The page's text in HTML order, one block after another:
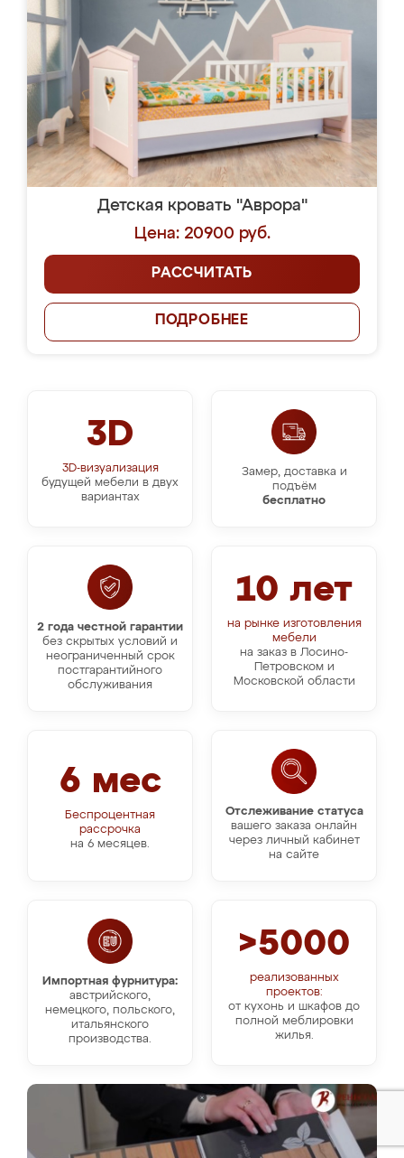
Детская кровать "Аврора"
Цена: 20900 руб.
РАССЧИТАТЬ
ПОДРОБНЕЕ
3D
3D-визуализация
будущей мебели в двух
вариантах
Замер, доставка и
подъём
бесплатно
10 лет
на рынке изготовления
мебели
на заказ в Лосино-
Петровском и
Московской области
2 года честной гарантии
без скрытых условий и
неограниченный срок
постгарантийного
обслуживания
Отслеживание статуса
вашего заказа онлайн
через личный кабинет
на сайте
6 мес
Беспроцентная
рассрочка
на 6 месяцев.
Импортная фурнитура:
австрийского,
немецкого, польского,
итальянского
производства.
>5000
реализованных
проектов:
от кухонь и шкафов до
полной меблировки
жилья.